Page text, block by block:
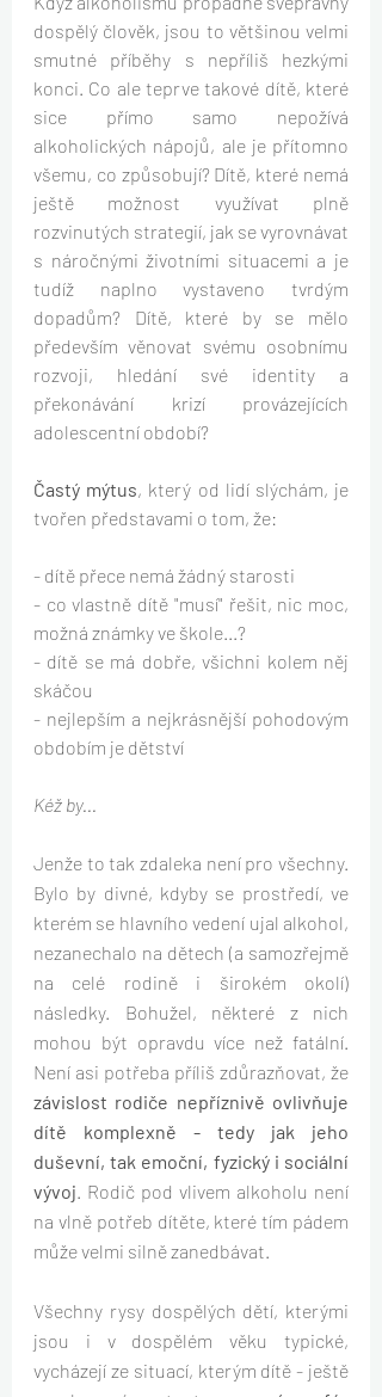
dospělý člověk, jsou to většinou velmi
smutné příběhy s nepříliš hezkými
konci. Co ale teprve takové dítě, které
sice přímo samo nepožívá
alkoholických nápojů, ale je přítomno
všemu, co způsobují? Dítě, které nemá
ještě možnost využívat plně
rozvinutých strategií, jak se vyrovnávat
s náročnými životními situacemi a je
tudíž naplno vystaveno tvrdým
dopadům? Dítě, které by se mělo
především věnovat svému osobnímu
rozvoji, hledání své identity a
překonávání krizí provázejících
adolescentní období?
Častý mýtus, který od lidí slýchám, je
tvořen představami o tom, že:
- dítě přece nemá žádný starosti
- co vlastně dítě "musí" řešit, nic moc,
možná známky ve škole...?
- dítě se má dobře, všichni kolem něj
skáčou
- nejlepším a nejkrásnější pohodovým
obdobím je dětství
Kéž by...
Jenže to tak zdaleka není pro všechny.
Bylo by divné, kdyby se prostředí, ve
kterém se hlavního vedení ujal alkohol,
nezanechalo na dětech (a samozřejmě
na celé rodině i širokém okolí)
následky. Bohužel, některé z nich
závislost rodiče nepříznivě ovlivňuje
dítě komplexně - tedy jak jeho
duševní, tak emoční, fyzický i sociální
vývoj. Rodič pod vlivem alkoholu není
na vlně potřeb dítěte, které tím pádem
může velmi silně zanedbávat.
Všechny rysy dospělých dětí, kterými
jsou i v dospělém věku typické,
vycházejí ze situací, kterým dítě - ještě